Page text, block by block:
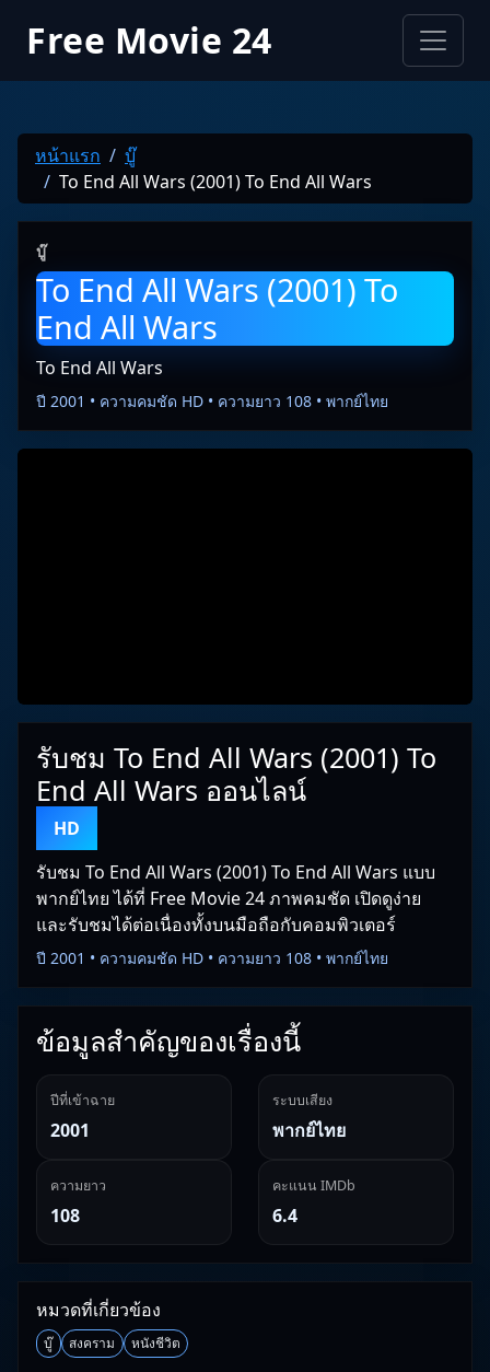
Free Movie 24
หน้าแรก
บู๊
To End All Wars (2001) To End All Wars
บู๊
To End All Wars (2001) To
End All Wars
To End All Wars
ปี 2001 • ความคมชัด HD • ความยาว 108 • พากย์ไทย
รับชม To End All Wars (2001) To
End All Wars ออนไลน์
HD
รับชม To End All Wars (2001) To End All Wars แบบ
พากย์ไทย ได้ที่ Free Movie 24 ภาพคมชัด เปิดดูง่าย
และรับชมได้ต่อเนื่องทั้งบนมือถือกับคอมพิวเตอร์
ปี 2001 • ความคมชัด HD • ความยาว 108 • พากย์ไทย
ข้อมูลสำคัญของเรื่องนี้
ปีที่เข้าฉาย
2001
ระบบเสียง
พากย์ไทย
ความยาว
108
คะแนน IMDb
6.4
หมวดที่เกี่ยวข้อง
บู๊ สงคราม หนังชีวิต